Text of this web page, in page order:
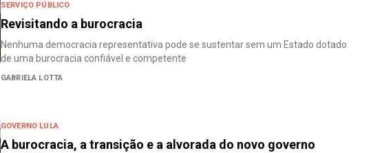
SERVIÇO PÚBLICO
Revisitando a burocracia
Nenhuma democracia representativa pode se sustentar sem um Estado dotado
de uma burocracia confiável e competente
GABRIELA LOTTA
GOVERNO LULA
A burocracia, a transição e a alvorada do novo governo